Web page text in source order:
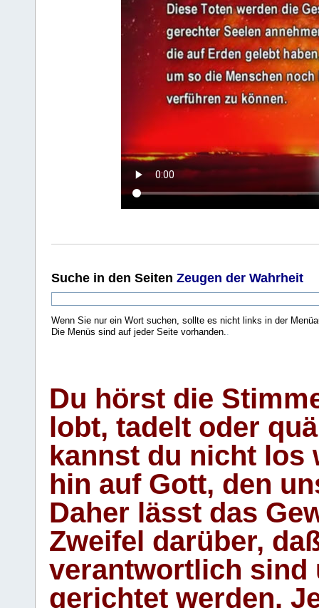
Suche in den Seiten Zeugen der Wahrheit
Wenn Sie nur ein Wort suchen, sollte es nicht links in der
Die Menüs sind auf jeder Seite vorhanden..
Du hörst die
lobt, tadelt oder
kannst du nicht los
hin auf Gott, den
Daher lässt das
Zweifel darüber,
verantwortlich sind
gerichtet werden.